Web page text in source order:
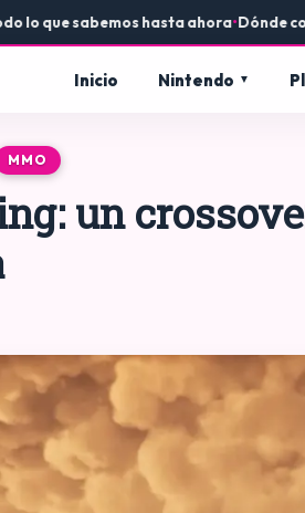
sabemos hasta ahora•Dónde
Inicio Nintendo
MMO
un